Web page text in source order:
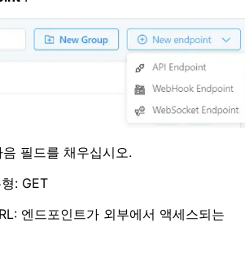
필드를 채우십시오.
: GET
엔드포인트가 외부에서 액세스되는